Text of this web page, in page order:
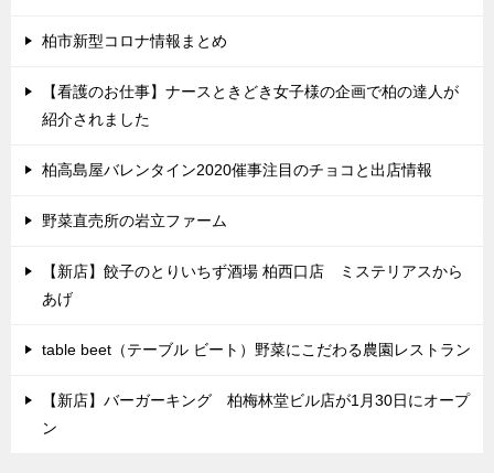
柏市新型コロナ情報まとめ
【看護のお仕事】ナースときどき女子様の企画で柏の達人が
紹介されました
柏高島屋バレンタイン2020催事注目のチョコと出店情報
野菜直売所の岩立ファーム
【新店】餃子のとりいちず酒場 柏西口店 ミステリアスから
あげ
table beet（テーブル ビート）野菜にこだわる農園レストラン
【新店】バーガーキング 柏梅林堂ビル店が1月30日にオープ
ン